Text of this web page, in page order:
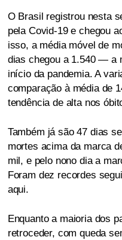
O Brasil registrou nesta
pela Covid-19 e chegou
isso, a média móvel de
dias chegou a 1.540 — a
início da pandemia. A
comparação à média de
tendência de alta nos
Também já são 47 dias
mortes acima da marca
mil, e pelo nono dia a
Foram dez recordes
aqui.
Enquanto a maioria dos
retroceder, com queda